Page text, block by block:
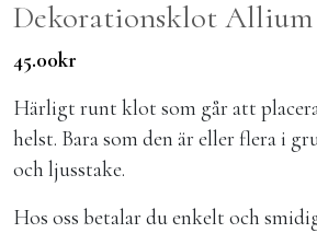
Dekorationsklot Allium
45.00kr
Härligt runt klot som går att
helst. Bara som den är eller flera i
och ljusstake.
Hos oss betalar du enkelt och